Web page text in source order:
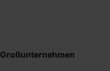
Großunternehmen